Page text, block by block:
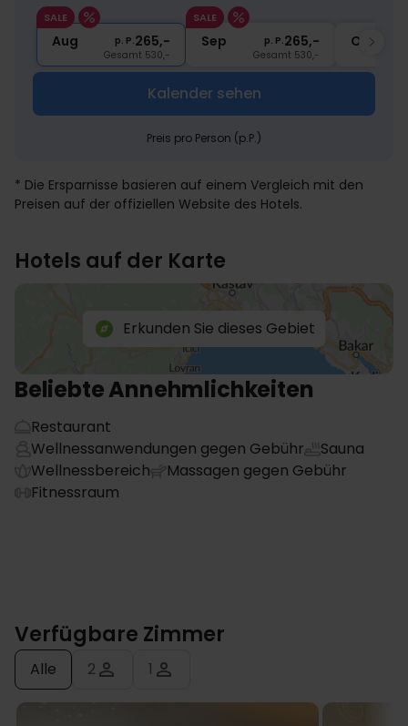
SALE
Aug p. P.265,-
Gesamt 530,-
SALE
Sep p. P.265,-
Gesamt 530,-
Okt
Kalender sehen
Preis pro Person (p.P.)
* Die Ersparnisse basieren auf einem Vergleich mit den
Preisen auf der offiziellen Website des Hotels.
Hotels auf der Karte
Erkunden Sie dieses Gebiet
Beliebte Annehmlichkeiten
Restaurant
Wellnessanwendungen gegen Gebühr
Sauna
Wellnessbereich
Massagen gegen Gebühr
Fitnessraum
Verfügbare Zimmer
Alle 2 1